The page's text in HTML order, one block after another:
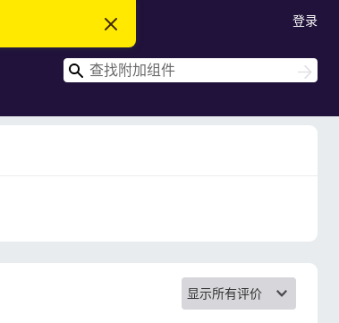
忽
此
通
知
登录
搜
搜
索